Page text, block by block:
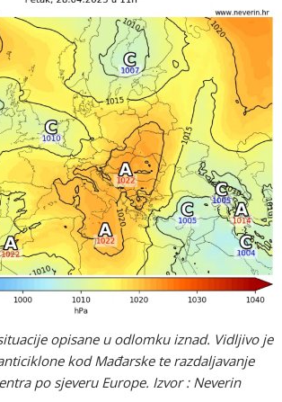
opisane u odlomku iznad. Vidljivo je
kod Mađarske te razdaljavanje
po sjeveru Europe. Izvor : Neverin